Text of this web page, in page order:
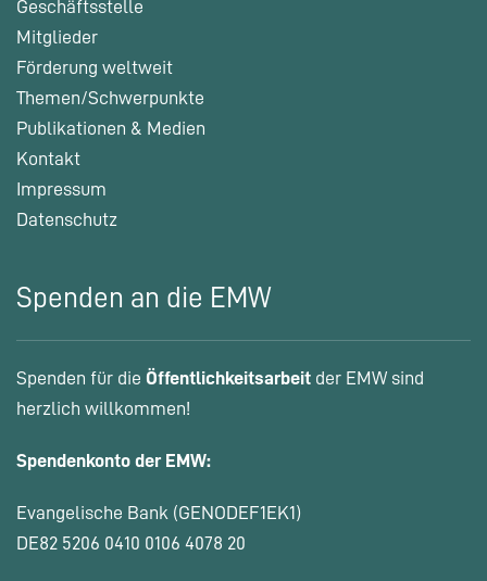
Geschäftsstelle
Mitglieder
Förderung weltweit
Themen/Schwerpunkte
Publikationen & Medien
Kontakt
Impressum
Datenschutz
Spenden an die EMW
Spenden für die Öffentlichkeitsarbeit der EMW sind
herzlich willkommen!
Spendenkonto der EMW:
Evangelische Bank (GENODEF1EK1)
DE82 5206 0410 0106 4078 20